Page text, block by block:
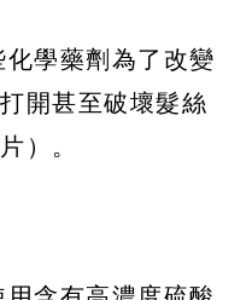
學藥劑為了改變
開甚至破壞髮絲
）。